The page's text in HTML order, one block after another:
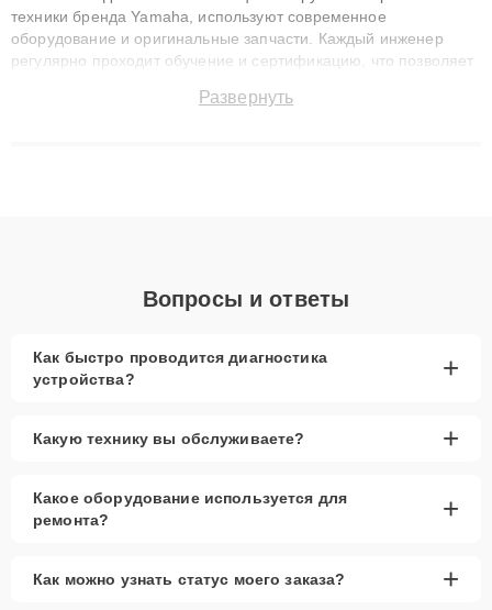
техники бренда Yamaha, используют современное
оборудование и оригинальные запчасти. Каждый инженер
регулярно проходит обучение и сертификацию, что позволяет
технику с сохранением гарантии до 3 лет. Наши мастера
Развернуть
Вопросы и ответы
Как быстро проводится диагностика
устройства?
+
Какую технику вы обслуживаете? +
Какое оборудование используется для
ремонта?
+
Как можно узнать статус моего заказа? +